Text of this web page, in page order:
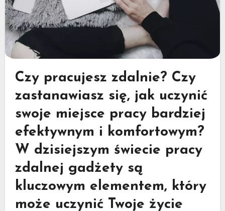
Czy pracujesz zdalnie? Czy
zastanawiasz się, jak uczynić
swoje miejsce pracy bardziej
efektywnym i komfortowym?
W dzisiejszym świecie pracy
zdalnej gadżety są
kluczowym elementem, który
może uczynić Twoje życie